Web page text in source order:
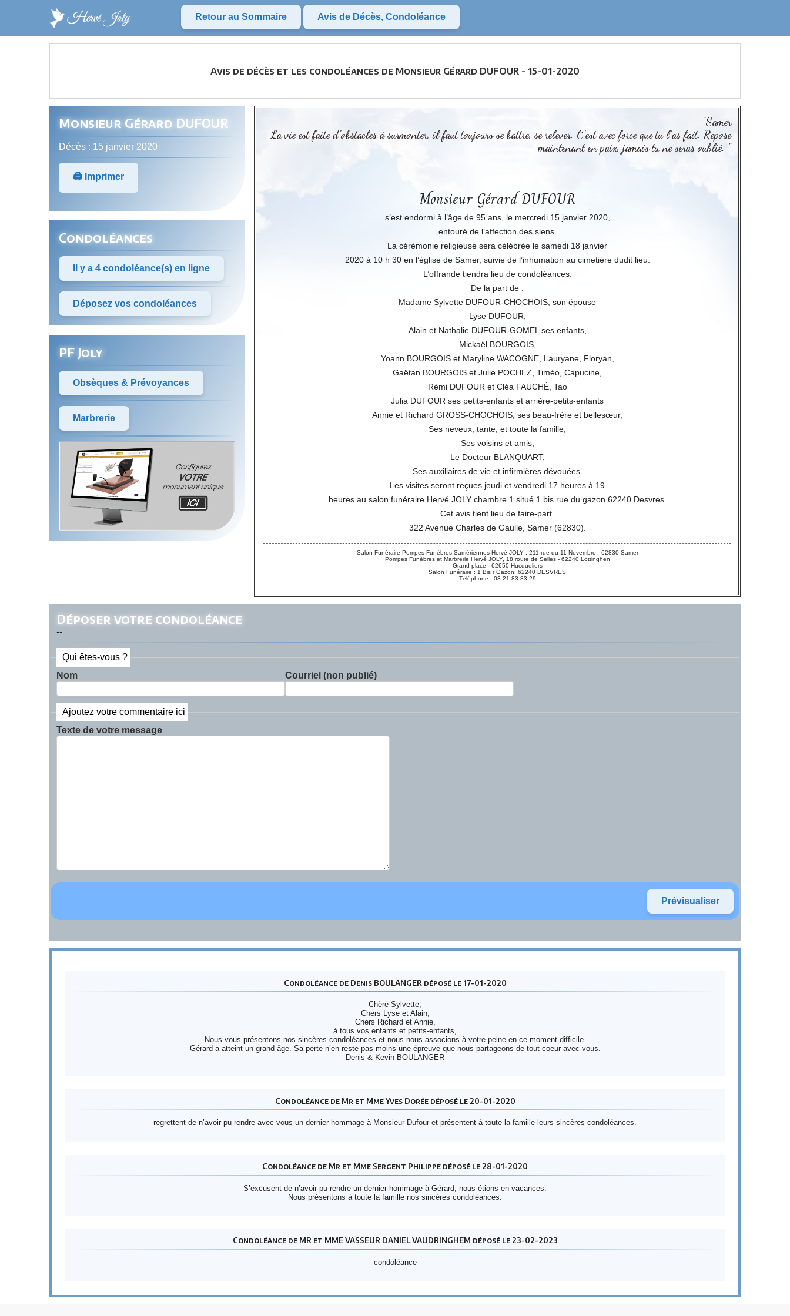
Retour au Sommaire Avis de Décès, Condoléance
Avis de décès et les condoléances de Monsieur Gérard DUFOUR - 15-01-2020
Monsieur Gérard DUFOUR
Décès : 15 janvier 2020
🖨️ Imprimer
Condoléances
Il y a 4 condoléance(s) en ligne
Déposez vos condoléances
PF Joly
Obsèques & Prévoyances
Marbrerie
"Samer
La vie est faite d’obstacles à surmonter, il faut toujours se battre, se relever. C’est avec force que tu l’as fait. Repose
maintenant en paix, jamais tu ne seras oublié. "
Monsieur Gérard DUFOUR
s’est endormi à l’âge de 95 ans, le mercredi 15 janvier 2020,
entouré de l’affection des siens.
La cérémonie religieuse sera célébrée le samedi 18 janvier
2020 à 10 h 30 en l’église de Samer, suivie de l’inhumation au cimetière dudit lieu.
L’offrande tiendra lieu de condoléances.
De la part de :
Madame Sylvette DUFOUR-CHOCHOIS, son épouse
Lyse DUFOUR,
Alain et Nathalie DUFOUR-GOMEL ses enfants,
Mickaël BOURGOIS,
Yoann BOURGOIS et Maryline WACOGNE, Lauryane, Floryan,
Gaëtan BOURGOIS et Julie POCHEZ, Timéo, Capucine,
Rémi DUFOUR et Cléa FAUCHÉ, Tao
Julia DUFOUR ses petits-enfants et arrière-petits-enfants
Annie et Richard GROSS-CHOCHOIS, ses beau-frère et bellesœur,
Ses neveux, tante, et toute la famille,
Ses voisins et amis,
Le Docteur BLANQUART,
Ses auxiliaires de vie et infirmières dévouées.
Les visites seront reçues jeudi et vendredi 17 heures à 19
heures au salon funéraire Hervé JOLY chambre 1 situé 1 bis rue du gazon 62240 Desvres.
Cet avis tient lieu de faire-part.
322 Avenue Charles de Gaulle, Samer (62830).
Salon Funéraire Pompes Funèbres Samériennes Hervé JOLY : 211 rue du 11 Novembre - 62830 Samer
Pompes Funèbres et Marbrerie Hervé JOLY, 18 route de Selles - 62240 Lottinghen
Grand place - 62650 Hucqueliers
Salon Funéraire : 1 Bis r Gazon, 62240 DESVRES
Téléphone : 03 21 83 83 29
Déposer votre condoléance
--
Qui êtes-vous ?
Nom
Courriel (non publié)
Ajoutez votre commentaire ici
Texte de votre message
Condoléance de Denis BOULANGER déposé le 17-01-2020
Chère Sylvette,
Chers Lyse et Alain,
Chers Richard et Annie,
à tous vos enfants et petits-enfants,
Nous vous présentons nos sincères condoléances et nous nous associons à votre peine en ce moment difficile.
Gérard a atteint un grand âge. Sa perte n’en reste pas moins une épreuve que nous partageons de tout coeur avec vous.
Denis & Kevin BOULANGER
Condoléance de Mr et Mme Yves Dorée déposé le 20-01-2020
regrettent de n’avoir pu rendre avec vous un dernier hommage à Monsieur Dufour et présentent à toute la famille leurs sincères condoléances.
Condoléance de Mr et Mme Sergent Philippe déposé le 28-01-2020
S’excusent de n’avoir pu rendre un dernier hommage à Gérard, nous étions en vacances.
Nous présentons à toute la famille nos sincères condoléances.
Condoléance de MR et MME VASSEUR DANIEL VAUDRINGHEM déposé le 23-02-2023
condoléance